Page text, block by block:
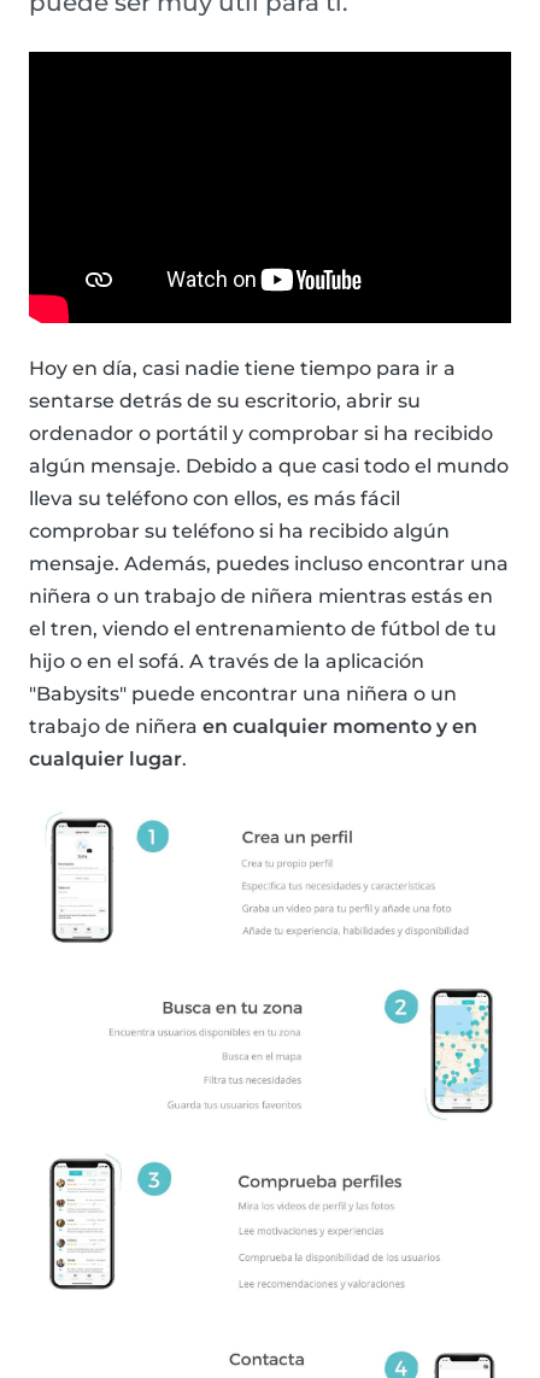
Hoy en día, casi nadie tiene tiempo para ir a
sentarse detrás de su escritorio, abrir su
ordenador o portátil y comprobar si ha recibido
algún mensaje. Debido a que casi todo el mundo
lleva su teléfono con ellos, es más fácil
comprobar su teléfono si ha recibido algún
mensaje. Además, puedes incluso encontrar una
niñera o un trabajo de niñera mientras estás en
el tren, viendo el entrenamiento de fútbol de tu
hijo o en el sofá. A través de la aplicación
"Babysits" puede encontrar una niñera o un
trabajo de niñera en cualquier momento y en
cualquier lugar.